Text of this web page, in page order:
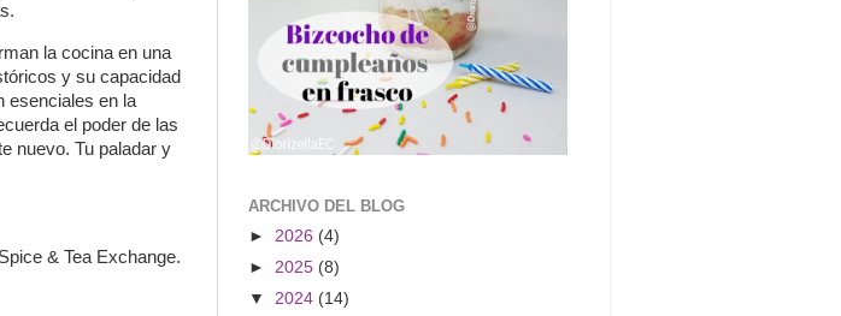
la cocina en una
y su capacidad
esenciales en la
el poder de las
nuevo. Tu paladar y
& Tea Exchange.
ARCHIVO DEL BLOG
► 2026 (4)
► 2025 (8)
▼ 2024 (14)